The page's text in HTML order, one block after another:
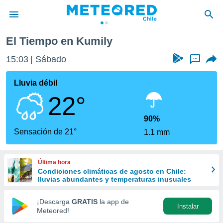
de
por
se
calidad.
a este
las
y
forma
digital
basada
El Tiempo en Kumily
15:03 Sábado ...
Lluvia débil
22°
Sensación de 21°
90%
1.1 mm
Última hora
Condiciones climáticas de agosto en Chile:
lluvias abundantes y temperaturas inusuales
¡Descarga GRATIS la app de
Meteored!
Instalar